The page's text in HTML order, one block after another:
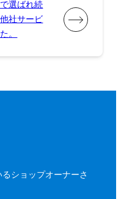
選ばれ続
社サービ
。
ショップオーナーさ